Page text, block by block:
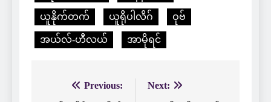
ယူနိုက်တက် ယူရိုပါလိဂ် ဝုဗ်
အယ်လ်-ဟီလယ် အာမိုရင်
Previous: Next: